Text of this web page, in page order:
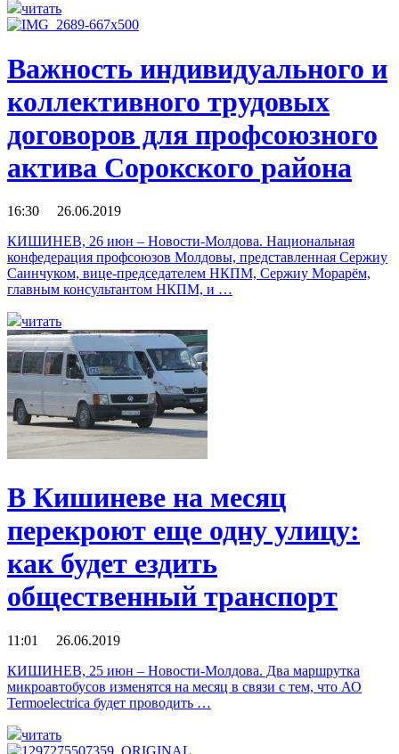
читать
Важность индивидуального и
коллективного трудовых
договоров для профсоюзного
актива Сорокского района
16:30 26.06.2019
КИШИНЕВ, 26 июн – Новости-Молдова. Национальная
конфедерация профсоюзов Молдовы, представленная Сержиу
Саинчуком, вице-председателем НКПМ, Сержиу Морарём,
главным консультантом НКПМ, и …
читать
В Кишиневе на месяц
перекроют еще одну улицу:
как будет ездить
общественный транспорт
11:01 26.06.2019
КИШИНЕВ, 25 июн – Новости-Молдова. Два маршрутка
микроавтобусов изменятся на месяц в связи с тем, что АО
Termoelectrica будет проводить …
читать